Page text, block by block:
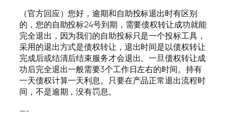
（官方回应）您好，逾期和自助投标退出时有区别
的，您的自助投标24号到期，需要债权转让成功就能
完全退出，因为我们的自助投标只是一个投标工具，
采用的退出方式是债权转让，退出时间是以债权转让
完成后或结清后结束服务才会退出。一旦债权转让成
功后完全退出一般需要3个工作日左右的时间。持有
一天债权计算一天利息。只要在产品正常退出流程时
间，不是逾期，没有罚息。
—-